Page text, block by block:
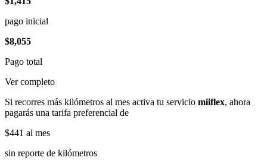
pago inicial
$8,055
Pago total
Ver completo
Si recorres más kilómetros al mes activa tu servicio miiflex, ahora
pagarás una tarifa preferencial de
$441 al mes
sin reporte de kilómetros